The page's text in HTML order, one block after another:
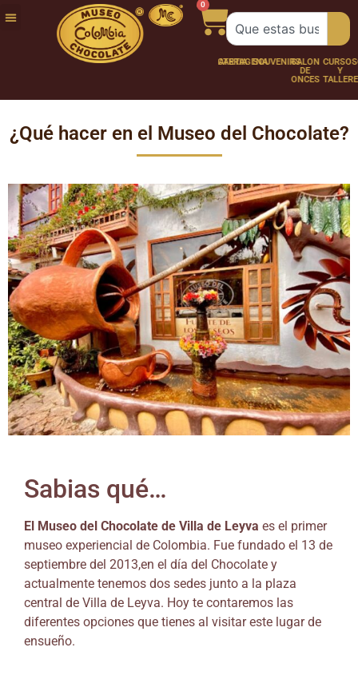
0
FUNDACIÓNNUESTRATRABAJA
CHOCOLATERÍA
CARTAGENASOUVENIRSSALÓN
DE
ONCES
CURSOS
Y
¿Qué hacer en el Museo del Chocolate?
Sabias qué…
El Museo del Chocolate de Villa de Leyva es el primer
museo experiencial de Colombia. Fue fundado el 13 de
septiembre del 2013,en el día del Chocolate y
actualmente tenemos dos sedes junto a la plaza
central de Villa de Leyva. Hoy te contaremos las
diferentes opciones que tienes al visitar este lugar de
ensueño.